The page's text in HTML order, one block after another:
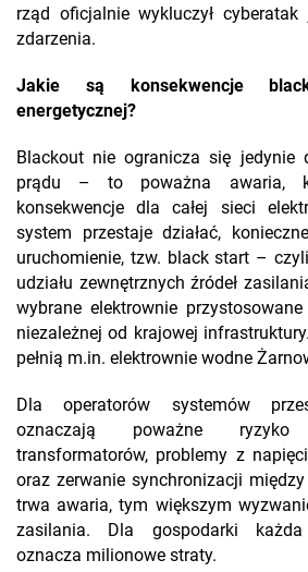
rząd oficjalnie wykluczył
zdarzenia.
Jakie są konsekwencje
energetycznej?
Blackout nie ogranicza się jedynie
prądu – to poważna awaria,
konsekwencje dla całej sieci
system przestaje działać,
uruchomienie, tzw. black start –
udziału zewnętrznych źródeł
wybrane elektrownie
niezależnej od krajowej
pełnią m.in. elektrownie wodne
Dla operatorów systemów
oznaczają poważne
transformatorów, problemy z
oraz zerwanie synchronizacji
trwa awaria, tym większym
zasilania. Dla gospodarki
oznacza milionowe straty.